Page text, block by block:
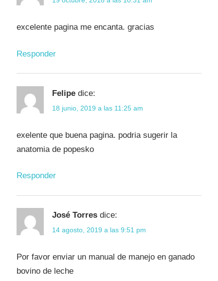
excelente pagina me encanta. gracias
Responder
Felipe dice:
18 junio, 2019 a las 11:25 am
exelente que buena pagina. podria sugerir la
anatomia de popesko
Responder
José Torres dice:
14 agosto, 2019 a las 9:51 pm
Por favor enviar un manual de manejo en ganado
bovino de leche